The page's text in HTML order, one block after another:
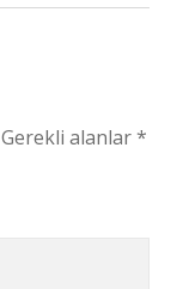
Gerekli alanlar*